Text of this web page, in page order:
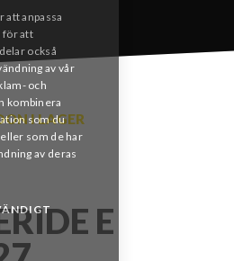
I LAGER
E
att anpassa
för att
också
av vår
och
kombinera
som du
som de har
av deras